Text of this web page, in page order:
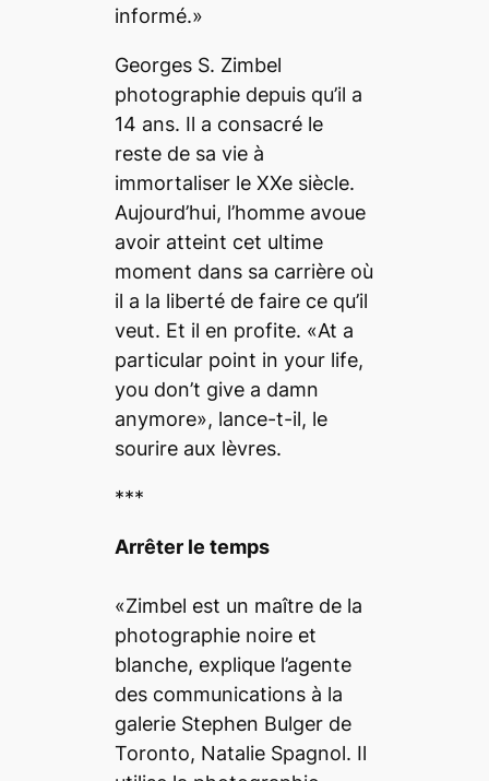
informé.»
Georges S. Zimbel
photographie depuis qu’il a
14 ans. Il a consacré le
reste de sa vie à
immortaliser le XXe siècle.
Aujourd’hui, l’homme avoue
avoir atteint cet ultime
moment dans sa carrière où
il a la liberté de faire ce qu’il
veut. Et il en profite. «At a
particular point in your life,
you don’t give a damn
anymore», lance-t-il, le
sourire aux lèvres.
***
Arrêter le temps
«Zimbel est un maître de la
photographie noire et
blanche, explique l’agente
des communications à la
galerie Stephen Bulger de
Toronto, Natalie Spagnol. Il